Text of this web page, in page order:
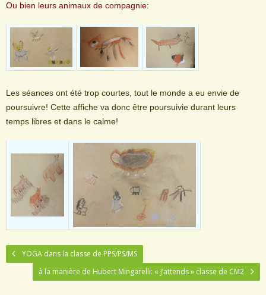
Ou bien leurs animaux de compagnie:
Les séances ont été trop courtes, tout le monde a eu envie de
poursuivre! Cette affiche va donc être poursuivie durant leurs
temps libres et dans le calme!
YOGA dans la classe de PPS/PS/MS
à la manière de Hubert Mingarelli: « J’attends » classe de CM2